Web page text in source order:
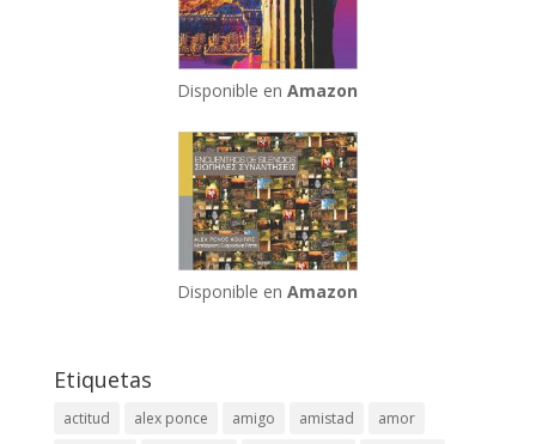
Disponible enAmazon
Disponible enAmazon
Etiquetas
actitud alex ponce amigo amistad
amor